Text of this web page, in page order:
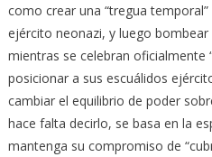
como crear una “tregua
ejército neonazi, y luego
mientras se celebran oficialmente
posicionar a sus escuálidos
cambiar el equilibrio de poder
hace falta decirlo, se basa en la
mantenga su compromiso de